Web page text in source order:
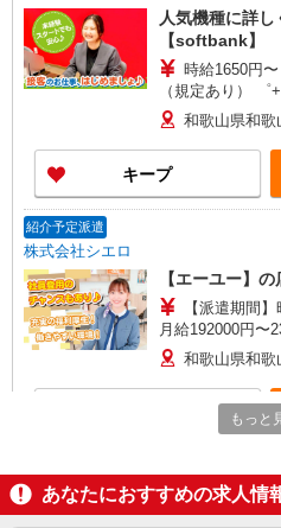
人気機種に詳
【softbank】
時給1650円
（規定あり） ゜+゜・。○。・゜+゜・。○。・゜
+゜ 入社祝い金10万円
頂くと, インセンティ
い・週払い可能
+゜・。○。・゜+
和歌山県和歌
キープ
紹介予定派遣
株式会社シエロ
【エーユー】
【派遣期間
月給192000円〜
・交通費支給 ・
ヶ月（期間中の
・退職金制度 ・
日ギフト制度 ・自社
○。・゜+゜・。
給(規定有) ★月2回払い・週払い可能（規程有）★
゜・。○。・゜+
和歌山県和歌
株式会社シエロ
【楽天モバイル
もっと
あなたにおすすめの求人情